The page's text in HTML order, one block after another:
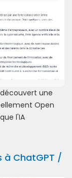
une
Open
l'IA
à ChatGPT /